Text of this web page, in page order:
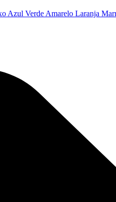
Azul Verde Amarelo Laranja